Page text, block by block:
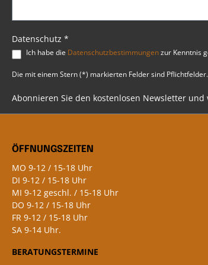
für alle, die ihrem Bike eine
persönliche Note verleihen
möchtenQualität von BSB Customs:
Von Profis entwickelt, getestet und
zu den Favoriten unserer Experten bei
kompetentes Team hilft dir gerne
Datenschutz *
Ich habe die Datenschutzbestimmungenzur Kenntnis
Die mit einem Stern (*) markierten Felder sind Pflichtfelder.
Abonnieren Sie den kostenlosen Newsletter
ÖFFNUNGSZEITEN
MO 9-12 / 15-18 Uhr
DI 9-12 / 15-18 Uhr
MI 9-12 geschl. / 15-18 Uhr
DO 9-12 / 15-18 Uhr
FR 9-12 / 15-18 Uhr
SA 9-14 Uhr.
BERATUNGSTERMINE